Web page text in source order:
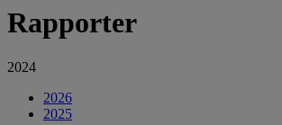
Rapporter
2024
2026
2025